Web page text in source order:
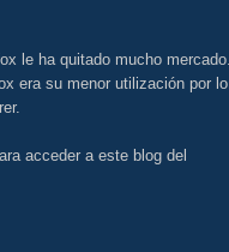
le ha quitado mucho mercado.
era su menor utilización por lo
acceder a este blog del